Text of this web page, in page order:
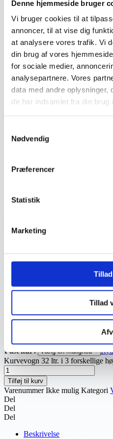
Denne hjemmeside bruger
Vi bruger cookies til at
annoncer, til at vise dig
at analysere vores trafik. Vi
din brug af vores
for sociale medier,
analysepartnere. Vores
data med andre oplysninger,
de har indsamlet fra din brug
Nødvendig
Præferencer
Statistik
Marketing
Tillad
Vejmaling
Ukrudtsbekæmpelse
Vaskeri Produkter
Værktøj
Affaldsudstyr
Beskæresaks
Grensaks
Lygter
Opsamlere
Save
Snerydning
Eftersyn
højder
Kurvevogn 32
moms
Fast kurv
Ryd
Kurvevogn 32 ltr. i 3 forskellige
Tilføj til kurv
VarenummerIkke mulig Kategori
Del
Del
Del
Beskrivelse